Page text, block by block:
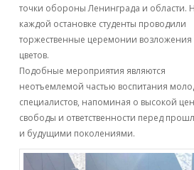
точки обороны Ленинграда и области.
каждой остановке студенты проводили
торжественные церемонии возложения
цветов.
Подобные мероприятия являются
неотъемлемой частью воспитания
специалистов, напоминая о высокой
свободы и ответственности перед
и будущими поколениями.